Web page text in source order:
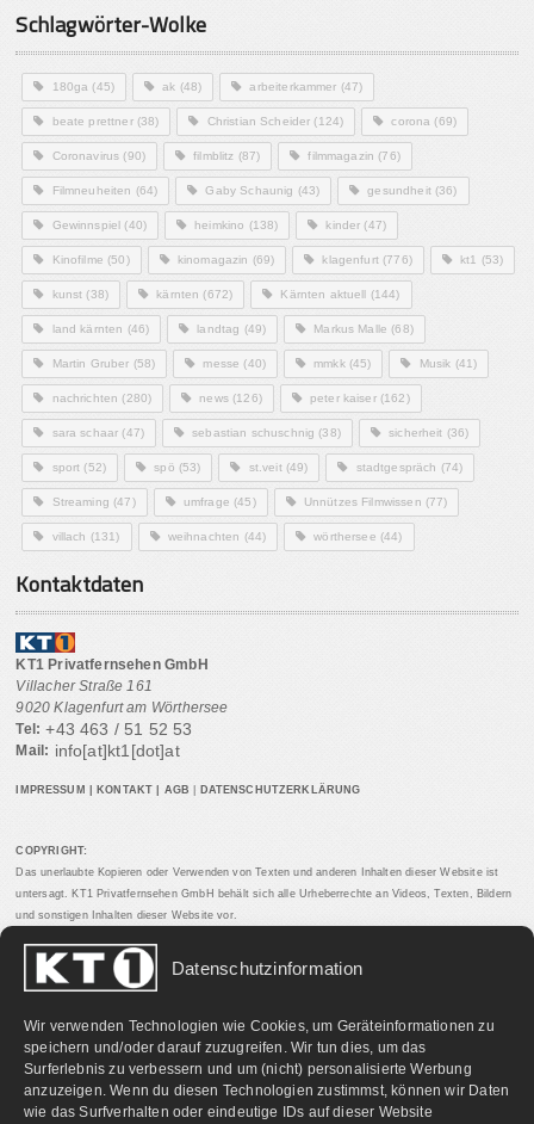
Datenschutzinformation
Wir verwenden Technologien wie Cookies, um Geräteinformationen zu
speichern und/oder darauf zuzugreifen. Wir tun dies, um das
Surferlebnis zu verbessern und um (nicht) personalisierte Werbung
anzuzeigen. Wenn du diesen Technologien zustimmst, können wir Daten
wie das Surfverhalten oder eindeutige IDs auf dieser Website
Schlagwörter-Wolke
180ga (45) ak (48) arbeiterkammer (47)
beate prettner(38) Christian Scheider (124) corona (69)
Coronavirus (90) filmblitz (87) filmmagazin (76)
Filmneuheiten (64) Gaby Schaunig (43) gesundheit(36)
Gewinnspiel (40) heimkino (138) kinder (47)
Kinofilme (50) kinomagazin (69) klagenfurt(776) kt1 (53)
kunst (38) kärnten (672) Kärnten aktuell (144)
land kärnten (46) landtag (49) Markus Malle (68)
Martin Gruber (58) messe (40) mmkk(45) Musik (41)
nachrichten (280) news(126) peter kaiser(162)
sara schaar (47) sebastian schuschnig (38) sicherheit (36)
sport (52) spö (53) st.veit(49) stadtgespräch (74)
Streaming (47) umfrage (45) Unnützes Filmwissen (77)
villach (131) weihnachten (44) wörthersee (44)
Kontaktdaten
KT1 Privatfernsehen GmbH
Villacher Straße 161
9020 Klagenfurt am Wörthersee
Tel: +43 463 / 51 52 53
Mail: info[at]kt1[dot]at
IMPRESSUM KONTAKT AGB DATENSCHUTZERKLÄRUNG
COPYRIGHT:
Das unerlaubte Kopieren oder Verwenden von Texten und anderen Inhalten dieser Website ist
untersagt. KT1 Privatfernsehen GmbH behält sich alle Urheberrechte an Videos, Texten, Bildern
und sonstigen Inhalten dieser Website vor.
PARTNERLINKS: